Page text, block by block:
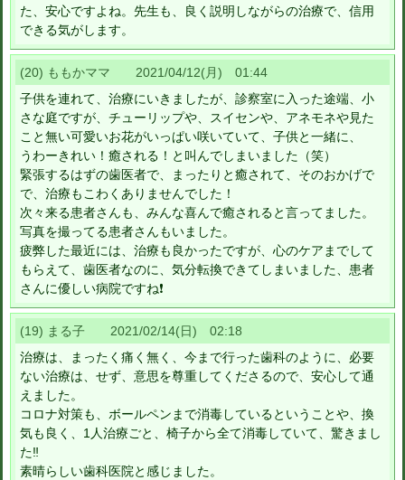
た、安心ですよね。先生も、良く説明しながらの治療で、信用
できる気がします。
(20) ももかママ 2021/04/12(月) 01:44
子供を連れて、治療にいきましたが、診察室に入った途端、小
さな庭ですが、チューリップや、スイセンや、アネモネや見た
こと無い可愛いお花がいっぱい咲いていて、子供と一緒に、
うわーきれい！癒される！と叫んでしまいました（笑）
緊張するはずの歯医者で、まったりと癒されて、そのおかげで
で、治療もこわくありませんでした！
次々来る患者さんも、みんな喜んで癒されると言ってました。
写真を撮ってる患者さんもいました。
疲弊した最近には、治療も良かったですが、心のケアまでして
もらえて、歯医者なのに、気分転換できてしまいました、患者
さんに優しい病院ですね❗
(19) まる子 2021/02/14(日) 02:18
治療は、まったく痛く無く、今まで行った歯科のように、必要
ない治療は、せず、意思を尊重してくださるので、安心して通
えました。
コロナ対策も、ボールペンまで消毒しているということや、換
気も良く、1人治療ごと、椅子から全て消毒していて、驚きまし
た‼
素晴らしい歯科医院と感じました。